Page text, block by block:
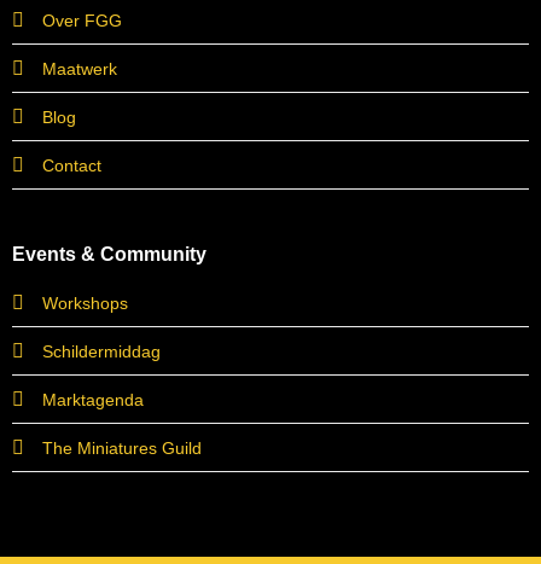
Over FGG
Maatwerk
Blog
Contact
Events & Community
Workshops
Schildermiddag
Marktagenda
The Miniatures Guild